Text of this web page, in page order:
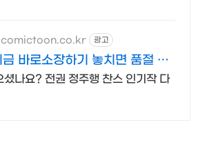
광고
바로소장하기 놓치면 품절 판
셨나요? 전권 정주행 찬스 인기작 다